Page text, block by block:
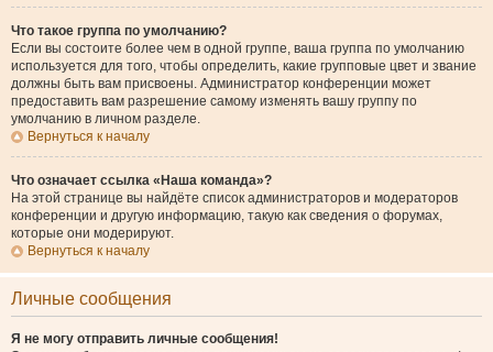
Что такое группа по умолчанию?
Если вы состоите более чем в одной группе, ваша группа по умолчанию
используется для того, чтобы определить, какие групповые цвет и звание
должны быть вам присвоены. Администратор конференции может
предоставить вам разрешение самому изменять вашу группу по
умолчанию в личном разделе.
Вернуться к началу
Что означает ссылка «Наша команда»?
На этой странице вы найдёте список администраторов и модераторов
конференции и другую информацию, такую как сведения о форумах,
которые они модерируют.
Вернуться к началу
Личные сообщения
Я не могу отправить личные сообщения!